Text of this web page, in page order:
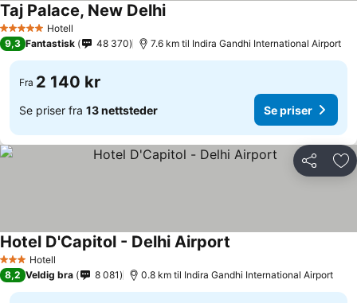
5 Stjerner Hotell
Taj Palace, New Delhi
9,3 Fantastisk 48 370 7.6 km til Indira Gandhi International Airport
Fra 2 140 kr
Se priser fra 13 nettsteder Se priser
Del
3 StjernerHotell
Hotel D'Capitol - Delhi Airport
8,2 Veldig bra 8 081 0.8 km til Indira Gandhi International Airport